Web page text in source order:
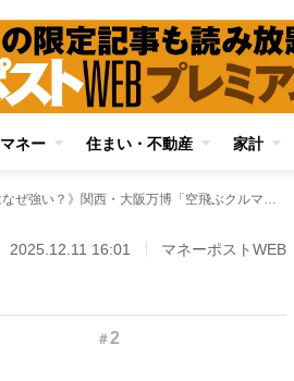
マネー 住まい・不動産 家計
《「元リク」はなぜ強い？》関西・大阪万博「空飛ぶクルマ」で注目のスカイドライブCEO室長が語る「リクルートの卒業文化」 常に経営目線で顧客と接するようになり「自分の気持ちに正直であろうと考えられる」
2025.12.11 16:01 マネーポストWEB
＃2